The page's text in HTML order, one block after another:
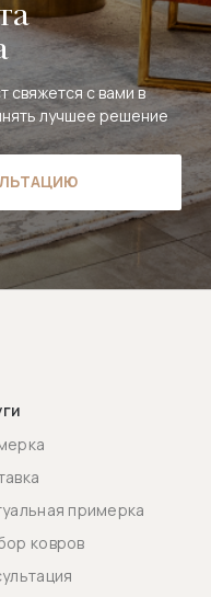
свяжется с вами в
лучшее решение
примерка
ковров